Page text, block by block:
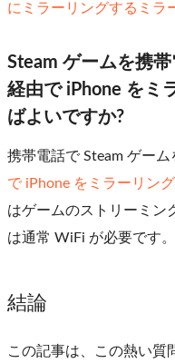
にミラーリングするミラ
Steam ゲームを携
経由で iPhone をミ
ばよいですか?
携帯電話で Steam ゲーム
で iPhone をミラーリン
はゲームのストリーミン
は通常 WiFi が必要です。
結論
この記事は、この熱い質